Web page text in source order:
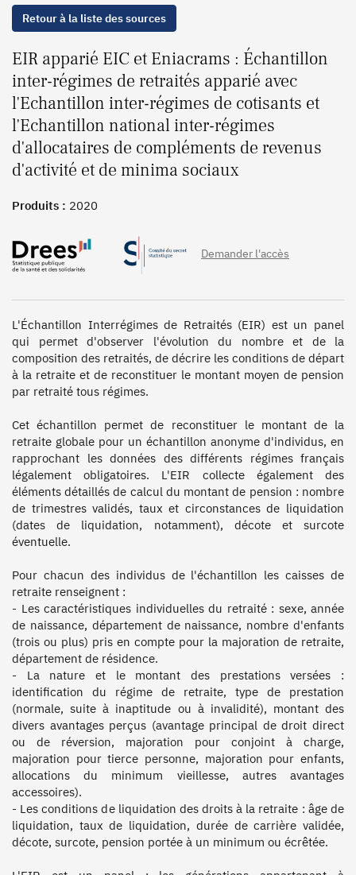
Retour à la liste des sources
EIR apparié EIC et Eniacrams : Échantillon
inter-régimes de retraités apparié avec
l'Echantillon inter-régimes de cotisants et
l'Echantillon national inter-régimes
d'allocataires de compléments de revenus
d'activité et de minima sociaux
Produits : 2020
Demander l'accès
L'Échantillon Interrégimes de Retraités (EIR) est un panel
qui permet d'observer l'évolution du nombre et de la
composition des retraités, de décrire les conditions de départ
à la retraite et de reconstituer le montant moyen de pension
par retraité tous régimes.
Cet échantillon permet de reconstituer le montant de la
retraite globale pour un échantillon anonyme d'individus, en
rapprochant les données des différents régimes français
légalement obligatoires. L'EIR collecte également des
éléments détaillés de calcul du montant de pension : nombre
de trimestres validés, taux et circonstances de liquidation
(dates de liquidation, notamment), décote et surcote
éventuelle.
Pour chacun des individus de l'échantillon les caisses de
retraite renseignent :
- Les caractéristiques individuelles du retraité : sexe, année
de naissance, département de naissance, nombre d'enfants
(trois ou plus) pris en compte pour la majoration de retraite,
département de résidence.
- La nature et le montant des prestations versées :
identification du régime de retraite, type de prestation
(normale, suite à inaptitude ou à invalidité), montant des
divers avantages perçus (avantage principal de droit direct
ou de réversion, majoration pour conjoint à charge,
majoration pour tierce personne, majoration pour enfants,
allocations du minimum vieillesse, autres avantages
accessoires).
- Les conditions de liquidation des droits à la retraite : âge de
liquidation, taux de liquidation, durée de carrière validée,
décote, surcote, pension portée à un minimum ou écrêtée.